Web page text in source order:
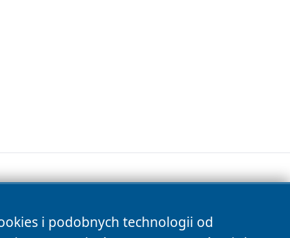
i podobnych technologii od